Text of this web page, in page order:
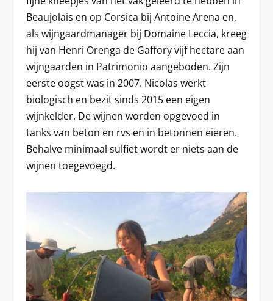
Beaujolais en op Corsica bij Antoine Arena en,
als wijngaardmanager bij Domaine Leccia, kreeg
hij van Henri Orenga de Gaffory vijf hectare aan
wijngaarden in Patrimonio aangeboden. Zijn
eerste oogst was in 2007. Nicolas werkt
biologisch en bezit sinds 2015 een eigen
wijnkelder. De wijnen worden opgevoed in
tanks van beton en rvs en in betonnen eieren.
Behalve minimaal sulfiet wordt er niets aan de
wijnen toegevoegd.